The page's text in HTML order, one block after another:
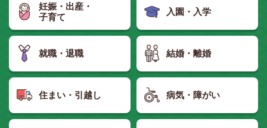
妊娠・出産・
子育て
入園・入学
就職・退職 結婚・離婚
住まい・引越し 病気・障がい